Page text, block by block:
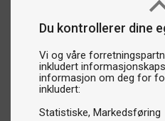
Du kontrollerer dine
Vi og våre
inkludert
informasjon om deg for
inkludert:
Statistiske Markedsføring